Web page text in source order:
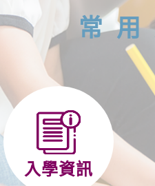
常
入學資訊